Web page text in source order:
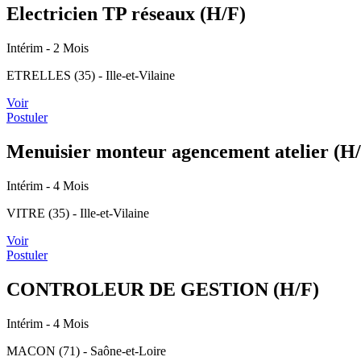
Electricien TP réseaux (H/F)
Intérim - 2 Mois
ETRELLES (35) - Ille-et-Vilaine
Voir
Postuler
Menuisier monteur agencement atelier
Intérim - 4 Mois
VITRE (35) - Ille-et-Vilaine
Voir
Postuler
CONTROLEUR DE GESTION (H/F)
Intérim - 4 Mois
MACON (71) - Saône-et-Loire